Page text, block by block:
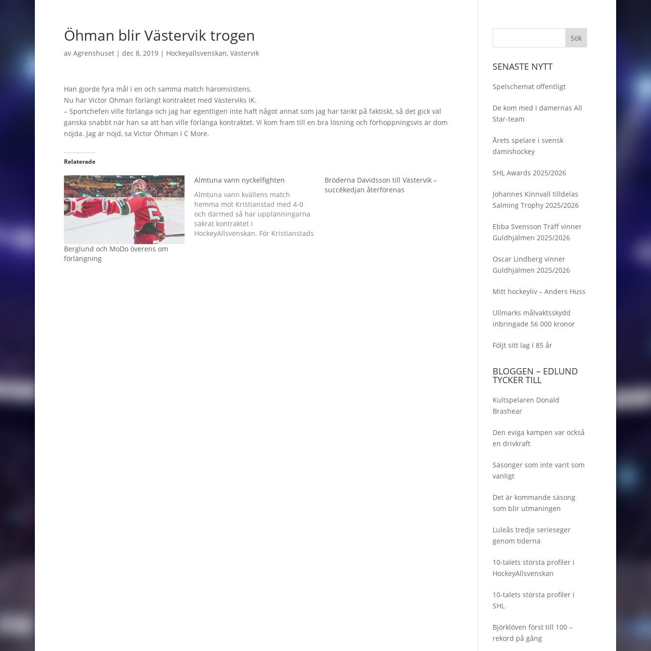
Öhman blir Västervik trogen
av Agrenshuset | dec 8, 2019 | Hockeyallsvenskan, Västervik
Han gjorde fyra mål i en och samma match häromsistens.
Nu har Victor Öhman förlängt kontraktet med Västerviks IK.
– Sportchefen ville förlänga och jag har egentligen inte haft något annat som jag har tänkt på faktiskt, så det gick väl
ganska snabbt när han sa att han ville förlänga kontraktet. Vi kom fram till en bra lösning och förhoppningsvis är dom
nöjda. Jag är nöjd, sa Victor Öhman i C More.
Relaterade
Berglund och MoDo överens om
förlängning
Almtuna vann nyckelfighten
Almtuna vann kvällens match
hemma mot Kristianstad med 4-0
och därmed så har upplänningarna
säkrat kontraktet i
HockeyAllsvenskan. För Kristianstads
Bröderna Davidsson till Västervik –
succékedjan återförenas
SENASTE NYTT
Spelschemat offentligt
De kom med i damernas All
Star-team
Årets spelare i svensk
damishockey
SHL Awards 2025/2026
Johannes Kinnvall tilldelas
Salming Trophy 2025/2026
Ebba Svensson Träff vinner
Guldhjälmen 2025/2026
Oscar Lindberg vinner
Guldhjälmen 2025/2026
Mitt hockeyliv – Anders Huss
Ullmarks målvaktsskydd
inbringade 56 000 kronor
Följt sitt lag i 85 år
BLOGGEN – EDLUND
TYCKER TILL
Kultspelaren Donald
Brashear
Den eviga kampen var också
en drivkraft
Säsonger som inte varit som
vanligt
Det är kommande säsong
som blir utmaningen
Luleås tredje serieseger
genom tiderna
10-talets största profiler i
HockeyAllsvenskan
10-talets största profiler i
SHL
Björklöven först till 100 –
rekord på gång